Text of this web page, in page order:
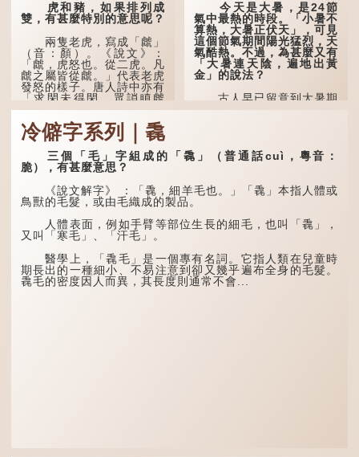
虎和豬，如果排列成
雙，有甚麼特別的意思呢？
兩隻老虎，寫成「虤」
（音：顏）。《說文》：
「虤，虎怒也。從二虎。凡
虤之屬皆從虤。」代表老虎
發怒的樣子。唐人詩中亦有
「求閑未得閑，眾誚瞋虤
虤」之句，意思是眾人的譏
諷讓人怒目而視。
兩隻豬，則為「豩」
（音：賓）。甲骨文從二
「豕」，象豬相追逐的樣
子。《同文備考》另有一說
「豩，豕亂群。」意指一
群...
今天是大暑，是24節
氣中最熱的時段。「小暑不
算熱，大暑正伏天」，可見
這個節氣期間陽光猛烈，天
氣酷熱。不過，為甚麼又有
「大暑連天陰，遍地出黃
金」的說法？
古人早已留意到大暑期
間的氣候規律。《逸周書·
行。」意思是說，大暑時節
螢火蟲出生，土地濕熱，常
冷僻字系列｜毳
三個「毛」字組成的「毳」（普通話cuì，粵音：
脆），有甚麼意思？
《說文解字》 ：「毳，細羊毛也。」「毳」本指人體或
鳥獸的毛髮，或由毛織成的製品。
人體表面，例如手臂等部位生長的細毛，也叫「毳」，
又叫「寒毛」、「汗毛」。
醫學上，「毳毛」是一個專有名詞。它指人類在兒童時
期長出的一種細小、不易注意到卻又幾乎遍布全身的毛髮。
毳毛的密度因人而異，其長度則通常不會...